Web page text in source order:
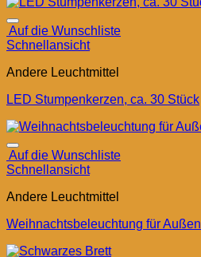
Auf die Wunschliste
Schnellansicht
Andere Leuchtmittel
LED Stumpenkerzen, ca. 30 Stück
Auf die Wunschliste
Schnellansicht
Andere Leuchtmittel
Weihnachtsbeleuchtung für Außen